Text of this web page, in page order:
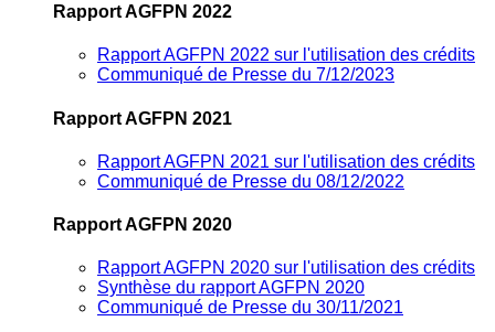
Rapport AGFPN 2022
Rapport AGFPN 2022 sur l'utilisation des crédits
Communiqué de Presse du 7/12/2023
Rapport AGFPN 2021
Rapport AGFPN 2021 sur l'utilisation des crédits
Communiqué de Presse du 08/12/2022
Rapport AGFPN 2020
Rapport AGFPN 2020 sur l'utilisation des crédits
Synthèse du rapport AGFPN 2020
Communiqué de Presse du 30/11/2021